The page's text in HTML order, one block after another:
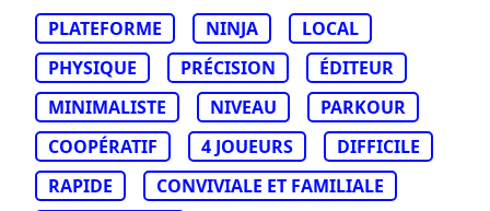
PLATEFORME NINJA
LOCAL
PHYSIQUE
PRÉCISION
ÉDITEUR
MINIMALISTE
NIVEAU
PARKOUR
COOPÉRATIF
4 JOUEURS
DIFFICILE
RAPIDE
CONVIVIALE ET FAMILIALE